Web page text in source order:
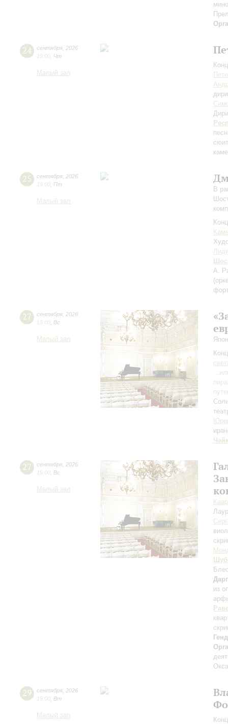
24 сентября 2026
19:00 Чт
Малый зал
25 сентября 2026
19:00 Пт
Малый зал
В
А.
27 сентября 2026
15:00 Вс
Малый зал
27 сентября 2026
19:00 Вс
Малый зал
из
29 сентября 2026
19:00 Вт
Малый зал